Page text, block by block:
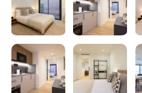
opciones:
• Cobertura por daños
Cubre hasta 300 € y evita el
• Depósito reembolsable de 300 €
aplicará una tarifa administrativa
de pago elegido.